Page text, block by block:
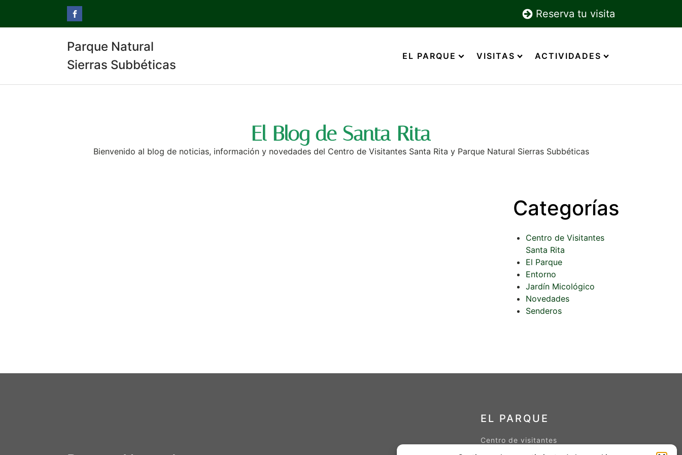
Reserva tu visita
Parque Natural
Sierras Subbéticas
EL PARQUE VISITAS ACTIVIDADES
El Blog de Santa Rita
Bienvenido al blog de noticias, información y novedades del Centro de Visitantes Santa Rita y Parque Natural Sierras Subbéticas
Categorías
Centro de Visitantes
Santa Rita
El Parque
Entorno
Jardín Micológico
Novedades
Senderos
EL PARQUE
Centro de visitantes